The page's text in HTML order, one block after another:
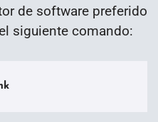
de software preferido
siguiente comando: